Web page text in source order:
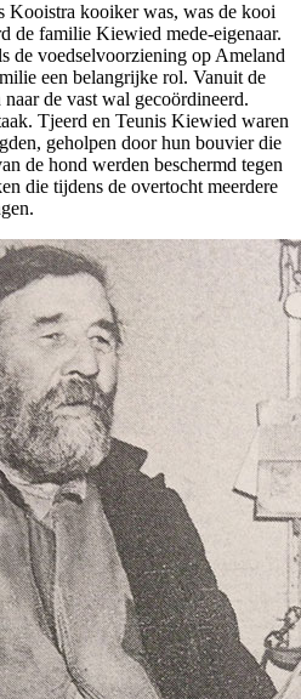
Kooistra kooiker was, was de kooi
de familie Kiewied mede-eigenaar.
de voedselvoorziening op Ameland
een belangrijke rol. Vanuit de
de vast wal gecoördineerd.
Tjeerd en Teunis Kiewied waren
geholpen door hun bouvier die
de hond werden beschermd tegen
die tijdens de overtocht meerdere